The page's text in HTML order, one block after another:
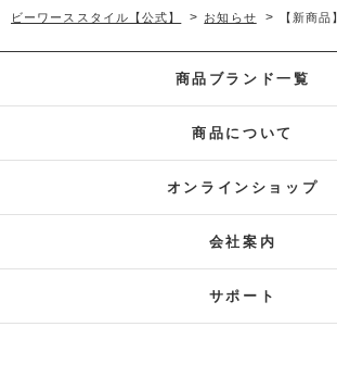
ビーワーススタイル【公式】 > お知らせ > 【新商
商品ブランド一覧
商品について
オンラインショップ
会社案内
サポート